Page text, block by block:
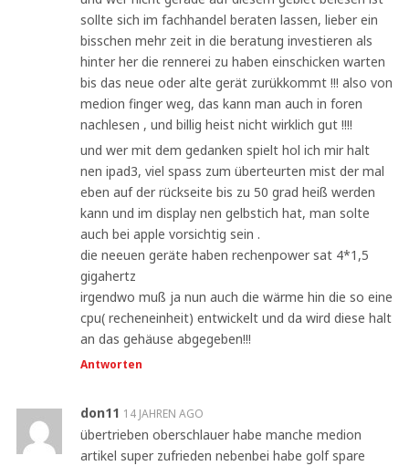
sollte sich im fachhandel beraten lassen, lieber ein
bisschen mehr zeit in die beratung investieren als
hinter her die rennerei zu haben einschicken warten
bis das neue oder alte gerät zurükkommt !!! also von
medion finger weg, das kann man auch in foren
nachlesen , und billig heist nicht wirklich gut !!!!
und wer mit dem gedanken spielt hol ich mir halt
nen ipad3, viel spass zum überteurten mist der mal
eben auf der rückseite bis zu 50 grad heiß werden
kann und im display nen gelbstich hat, man solte
auch bei apple vorsichtig sein .
die neeuen geräte haben rechenpower sat 4*1,5
gigahertz
irgendwo muß ja nun auch die wärme hin die so eine
cpu( recheneinheit) entwickelt und da wird diese halt
an das gehäuse abgegeben!!!
Antworten
don11 14 JAHREN AGO
übertrieben oberschlauer habe manche medion
artikel super zufrieden nebenbei habe golf spare